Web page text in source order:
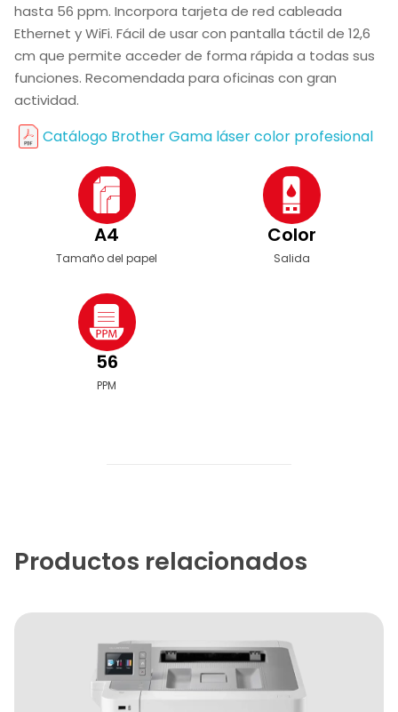
hasta 56 ppm. Incorpora tarjeta de red cableada
Ethernet y WiFi. Fácil de usar con pantalla táctil de 12,6
cm que permite acceder de forma rápida a todas sus
funciones. Recomendada para oficinas con gran
actividad.
Catálogo Brother Gama láser color profesional
A4
Tamaño del papel
Color
Salida
56
PPM
Productos relacionados